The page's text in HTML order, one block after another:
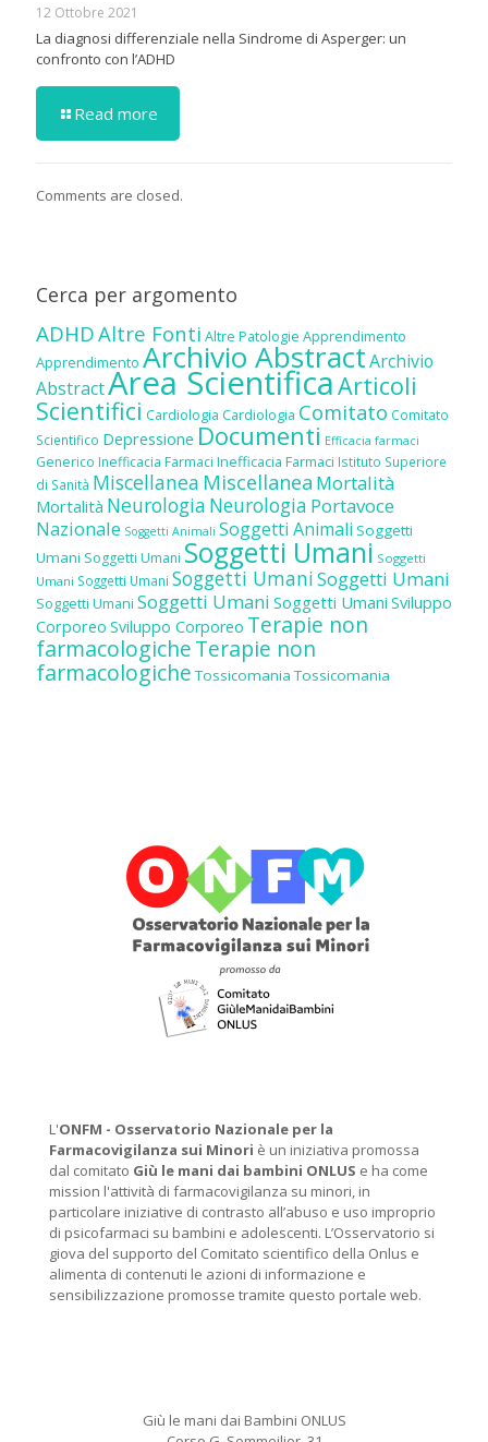
12 Ottobre 2021
La diagnosi differenziale nella Sindrome di Asperger: un
confronto con l’ADHD
Read more
Comments are closed.
Cerca per argomento
ADHDAltre Fonti Altre Patologie Apprendimento
Apprendimento Archivio AbstractArchivio
AbstractArea ScientificaArticoli
Scientifici Cardiologia Cardiologia Comitato Comitato
Scientifico Depressione Documenti Efficacia farmaci
Generico Inefficacia Farmaci Inefficacia Farmaci Istituto Superiore
di Sanità Miscellanea Miscellanea Mortalità
Mortalità Neurologia Neurologia Portavoce
Nazionale Soggetti Animali Soggetti Animali Soggetti
Umani Soggetti Umani Soggetti Umani Soggetti
Umani Soggetti Umani Soggetti UmaniSoggetti Umani
Soggetti Umani Soggetti Umani Soggetti Umani Sviluppo
Corporeo Sviluppo Corporeo Terapie non
farmacologicheTerapie non
farmacologiche Tossicomania Tossicomania
L'ONFM - Osservatorio Nazionale per la
Farmacovigilanza sui Minori è un iniziativa promossa
dal comitato Giù le mani dai bambini ONLUS e ha come
mission l'attività di farmacovigilanza su minori, in
particolare iniziative di contrasto all’abuso e uso improprio
di psicofarmaci su bambini e adolescenti. L’Osservatorio si
giova del supporto del Comitato scientifico della Onlus e
alimenta di contenuti le azioni di informazione e
sensibilizzazione promosse tramite questo portale web.
Giù le mani dai Bambini ONLUS